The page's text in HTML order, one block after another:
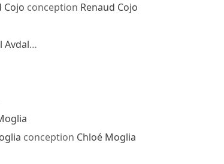
Cojo conception Renaud Cojo
Avdal…
conception Chloé Moglia